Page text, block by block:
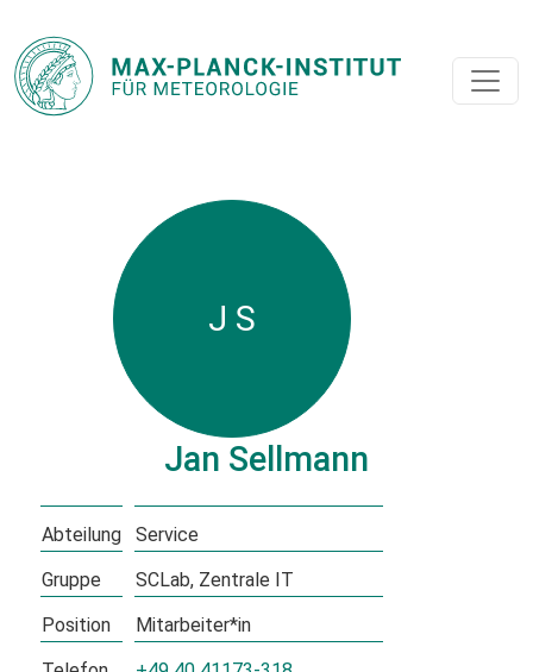
Jan Sellmann
Abteilung
Service
Gruppe
SCLab Zentrale IT
Position
Mitarbeiter*in
J S